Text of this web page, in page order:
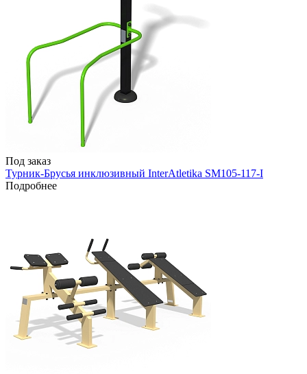
Под заказ
Турник-Брусья инклюзивный InterAtletika SM105-117-I
Подробнее